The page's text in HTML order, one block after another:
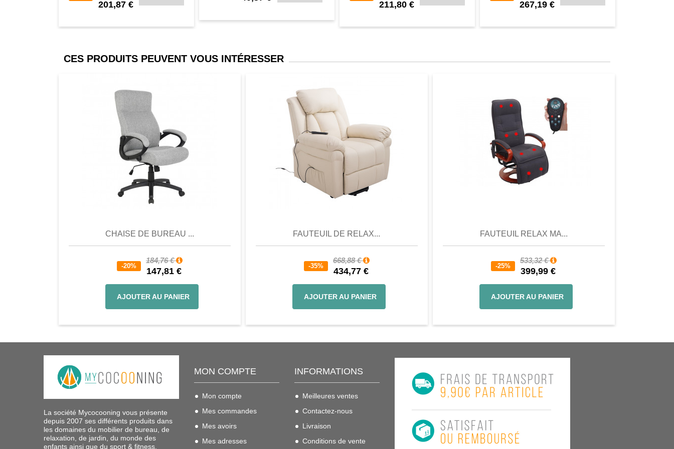
201,87 € 211,80 € 267,19 €
CES PRODUITS PEUVENT VOUS INTÉRESSER
CHAISE DE BUREAU ...
-20%
184,76 €
147,81 €
AJOUTER AU PANIER
Favori
FAUTEUIL DE RELAX...
-35%
668,88 €
434,77 €
AJOUTER AU PANIER
Favori
FAUTEUIL RELAX MA...
-25%
533,32 €
399,99 €
AJOUTER AU PANIER
La société Mycocooning vous présente
depuis 2007 ses différents produits dans
les domaines du mobilier de bureau, de
relaxation, de jardin, du monde des
enfants ainsi que du sport & fitness.
MON COMPTE
Mon compte
Mes commandes
Mes avoirs
Mes adresses
INFORMATIONS
Meilleures ventes
Contactez-nous
Livraison
Conditions de vente